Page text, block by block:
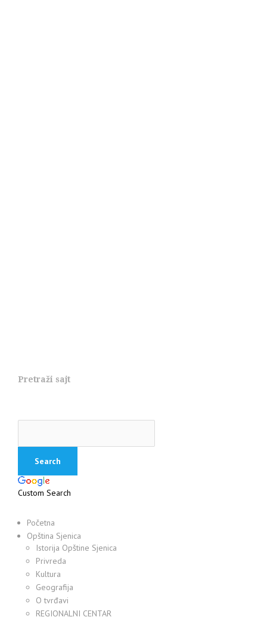
Pretraži sajt
Custom Search
Početna
Opština Sjenica
Istorija Opštine Sjenica
Privreda
Kultura
Geografija
O tvrđavi
REGIONALNI CENTAR